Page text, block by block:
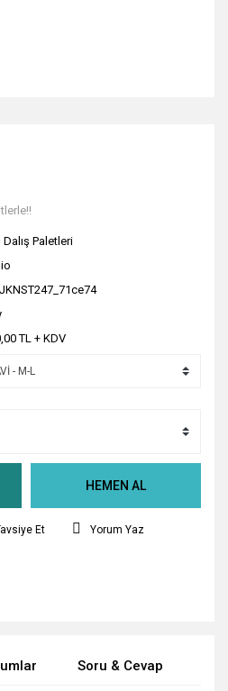
Dalış Paletleri
TL + KDV
HEMEN AL
Et Yorum Yaz
Soru & Cevap